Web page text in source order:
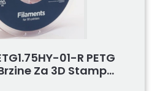
01-R PETG
Za 3D Stamp...